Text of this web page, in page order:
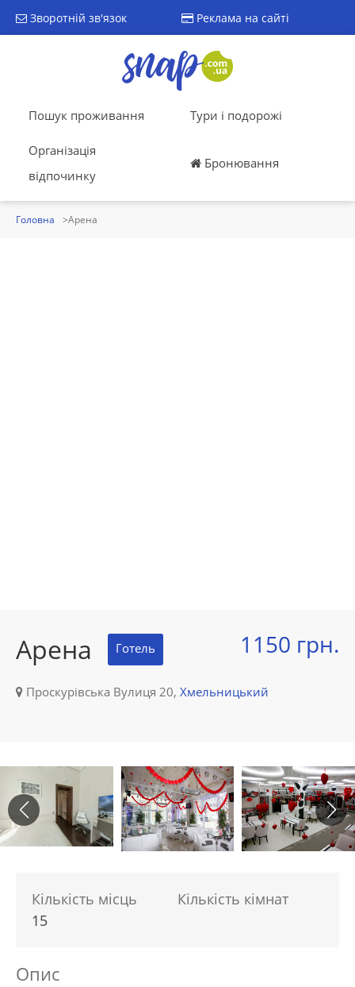
Зворотній зв'язок Реклама на сайті
Пошук проживання Тури і подорожі
Організація
відпочинку
Бронювання
Головна Арена
Арена Готель 1150 грн.
Проскурівська Вулиця 20, Хмельницький
Кількість місць
15
Кількість кімнат
Опис